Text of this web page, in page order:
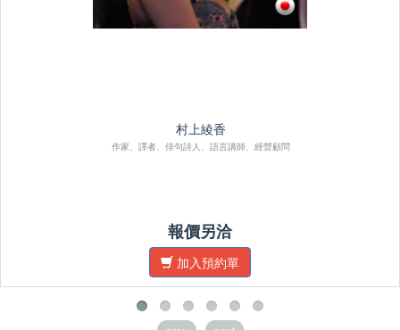
村上綾香
作家、譯者、俳句詩人、語言講師、經營顧問
報價另洽
加入預約單